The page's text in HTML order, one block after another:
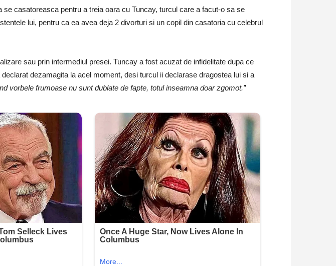
casatoreasca pentru a treia oara cu Tuncay, turcul care a facut-o sa se
lui, pentru ca ea avea deja 2 divorturi si un copil din casatoria cu celebrul
sau prin intermediul presei. Tuncay a fost acuzat de infidelitate dupa ce
dezamagita la acel moment, desi turcul ii declarase dragostea lui si a
vorbele frumoase nu sunt dublate de fapte, totul inseamna doar zgomot.”